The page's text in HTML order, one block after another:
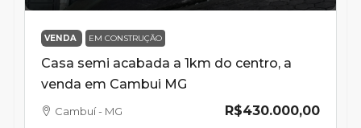
VENDA EM CONSTRUÇÃO
Casa semi acabada a 1km do centro, a
venda em Cambui MG
R$430.000,00
Cambuí - MG